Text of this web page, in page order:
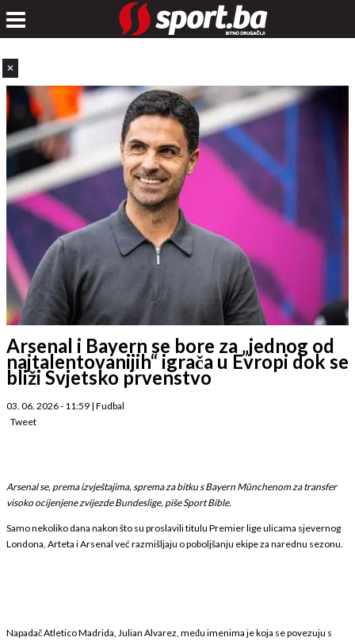
✕
Arsenal i Bayern se bore za „jednog od
najtalentovanijih“ igrača u Evropi dok se
bliži Svjetsko prvenstvo
03. 06. 2026 - 11:59 | Fudbal
Tweet
Arsenal se, prema izvještajima, sprema za bitku s Bayern Münchenom za transfer
visoko ocijenjene zvijezde Bundeslige, piše Sport Bible.
Samo nekoliko dana nakon što su proslavili titulu Premier lige ulicama sjevernog
Londona, Arteta i Arsenal već razmišljaju o poboljšanju ekipe za narednu sezonu.
Napadač Atletico Madrida, Julian Alvarez, među imenima je koja se povezuju s